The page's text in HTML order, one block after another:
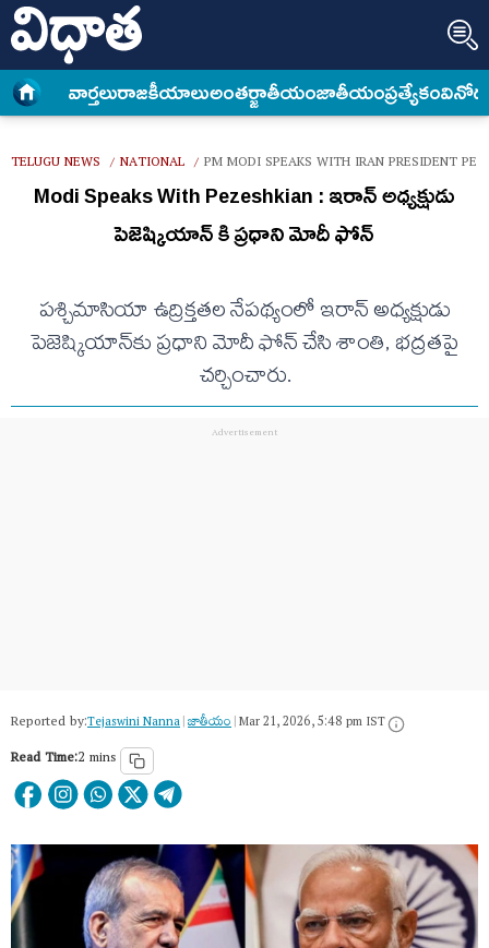
వార్త‌లురాజకీయాలుఅంత‌ర్జాతీయంజాతీయంప్రత్యేకం
TELUGU NEWS / NATIONAL / PM MODI SPEAKS WITH IRAN PRESIDENT
Modi Speaks With Pezeshkian : ఇరాన్ అధ్యక్షుడు
పెజెష్కియాన్ కి ప్రధాని మోదీ ఫోన్
పశ్చిమాసియా ఉద్రిక్తతల నేపథ్యంలో ఇరాన్ అధ్యక్షుడు
పెజెష్కియాన్‌కు ప్రధాని మోదీ ఫోన్ చేసి శాంతి, భద్రతపై
చర్చించారు.
Reported by:Tejaswini Nanna|జాతీయం|Mar 21, 2026, 5:48 pm IST
Read Time:2 mins